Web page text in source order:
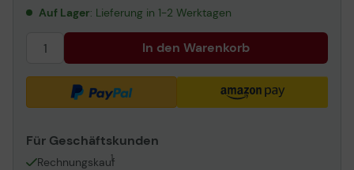
Auf Lager: Lieferung in 1-2 Werktagen
In den Warenkorb
Für Geschäftskunden
Rechnungskauf
1